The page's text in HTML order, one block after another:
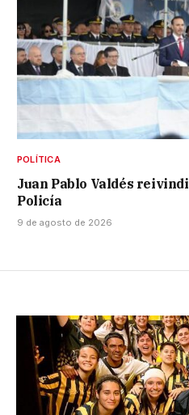
POLÍTICA
Juan Pablo Valdés
Policía
9 de agosto de 2026